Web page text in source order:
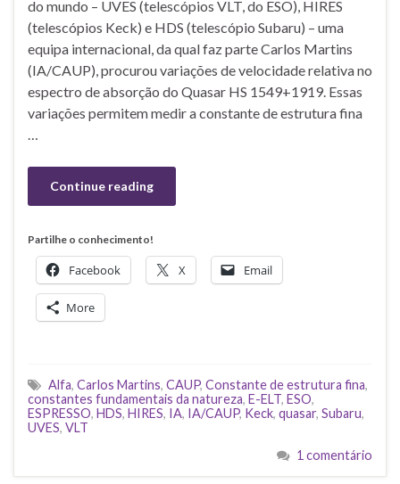
do mundo – UVES (telescópios VLT, do ESO), HIRES
(telescópios Keck) e HDS (telescópio Subaru) – uma
equipa internacional, da qual faz parte Carlos Martins
(IA/CAUP), procurou variações de velocidade relativa no
espectro de absorção do Quasar HS 1549+1919. Essas
variações permitem medir a constante de estrutura fina
…
Continue reading
Partilhe o conhecimento!
Facebook X Email
More
Alfa, Carlos Martins, CAUP, Constante de estrutura fina,
constantes fundamentais da natureza, E-ELT, ESO,
ESPRESSO, HDS, HIRES, IA, IA/CAUP, Keck, quasar, Subaru,
UVES, VLT
1 comentário